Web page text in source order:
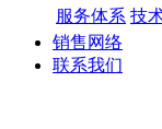
服务体系 技
销售网络
联系我们